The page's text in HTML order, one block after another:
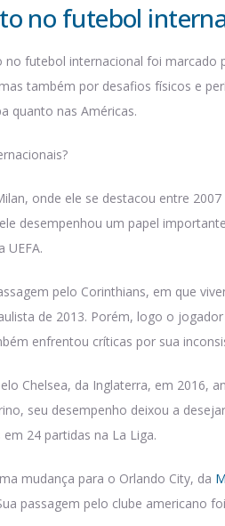
no futebol
no futebol internacional foi marcado
também por desafios físicos e
quanto nas Américas.
onde ele se destacou entre
desempenhou um papel
UEFA.
pelo Corinthians, em que
de 2013. Porém, logo o
enfrentou críticas por sua
Chelsea, da Inglaterra, em 2016,
seu desempenho deixou a
24 partidas na La Liga.
mudança para o Orlando City, da
passagem pelo clube americano